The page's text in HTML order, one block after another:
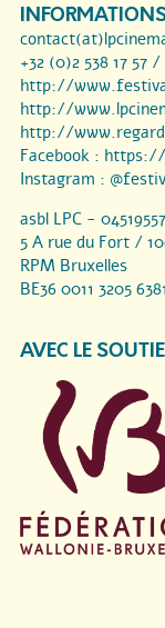
+32 (0)2 538 17 57
http://
http://
http://
Facebook : https://
Instagram :
asbl LPC -
5 A rue du Fort /
RPM Bruxelles
BE36 0011 3205 6381
AVEC LE